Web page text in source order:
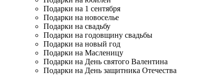
Подарки на 1 сентября
Подарки на новоселье
Подарки на свадьбу
Подарки на годовщину свадьбы
Подарки на новый год
Подарки на Масленицу
Подарки на День святого Валентина
Подарки на День защитника Отечества